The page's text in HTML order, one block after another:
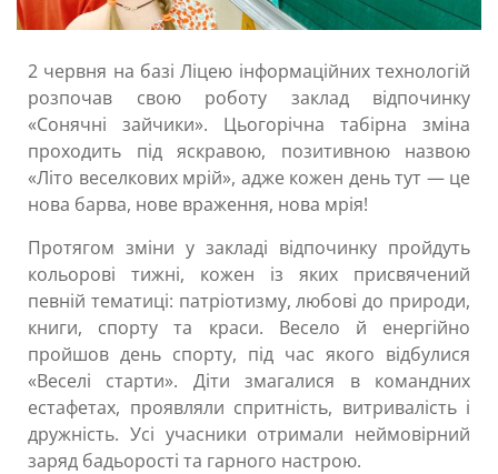
2 червня на базі Ліцею інформаційних технологій
розпочав свою роботу заклад відпочинку
«Сонячні зайчики». Цьогорічна табірна зміна
проходить під яскравою, позитивною назвою
«Літо веселкових мрій», адже кожен день тут — це
нова барва, нове враження, нова мрія!
Протягом зміни у закладі відпочинку пройдуть
кольорові тижні, кожен із яких присвячений
певній тематиці: патріотизму, любові до природи,
книги, спорту та краси. Весело й енергійно
пройшов день спорту, під час якого відбулися
«Веселі старти». Діти змагалися в командних
естафетах, проявляли спритність, витривалість і
дружність. Усі учасники отримали неймовірний
заряд бадьорості та гарного настрою.